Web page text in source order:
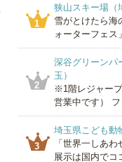
1
狭山スキー場（
雪がとけたら海
ォーターフェス
2
深谷グリーンパ
玉）
※1階レジャー
営業中です）
3
埼玉県こども動
「世界一しあ
展示は国内でコ